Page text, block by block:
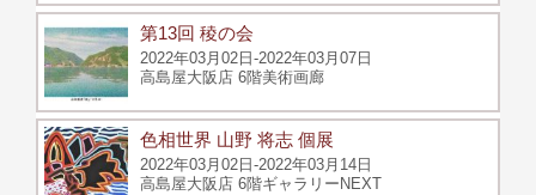
第13回 稜の会
2022年03月02日-2022年03月07日
高島屋大阪店 6階美術画廊
色相世界 山野 将志 個展
2022年03月02日-2022年03月14日
高島屋大阪店 6階ギャラリーNEXT